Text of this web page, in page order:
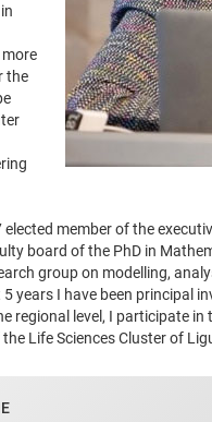
the
member of the
board of the PhD in
group on modelling,
I have been principal
regional level, I participate
Life Sciences Cluster of